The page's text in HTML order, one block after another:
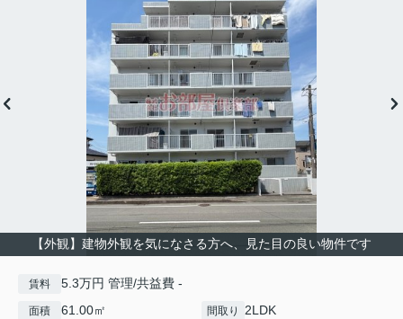
【外観】建物外観を気になさる方へ、見た目の良い物件です
賃料 5.3万円 管理/共益費 -
面積 61.00㎡ 間取り 2LDK